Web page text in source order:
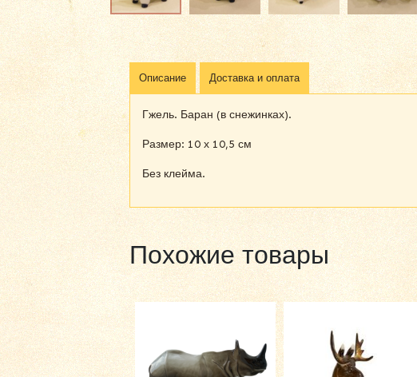
Описание Доставка и оплата
Гжель. Баран (в снежинках).
Размер: 10 х 10,5 см
Без клейма.
Похожие товары